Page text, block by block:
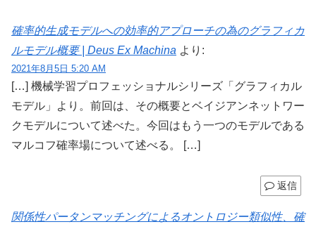
確率的生成モデルへの効率的アプローチの為のグラフィカ
ルモデル概要 | Deus Ex Machina より:
2021年8月5日 5:20 AM
[…] 機械学習プロフェッショナルシリーズ「グラフィカル
モデル」より。前回は、その概要とベイジアンネットワー
クモデルについて述べた。今回はもう一つのモデルである
マルコフ確率場について述べる。 […]
返信
関係性パータンマッチングによるオントロジー類似性、確